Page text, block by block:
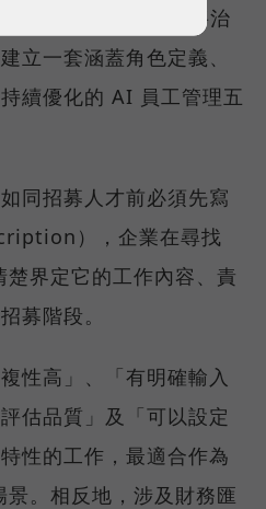
理。為此，ORRA 將治
立一套涵蓋角色定義、
續優化的 AI 員工管理五
同招募人才前必須先寫
），企業在尋找
界定它的工作內容、責
募階段。
性高」、「有明確輸入
估品質」及「可以設定
性的工作，最適合作為
。相反地，涉及財務匯